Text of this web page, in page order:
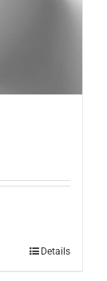
Details